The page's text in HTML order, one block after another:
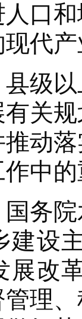
口
代
以上
关
动
中
院水
建设
展改
理